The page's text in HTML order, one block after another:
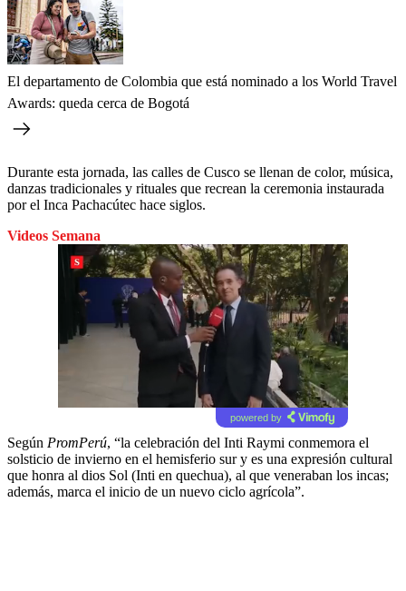
El departamento de Colombia que está nominado a los World Travel
Awards: queda cerca de Bogotá
Durante esta jornada, las calles de Cusco se llenan de color, música,
danzas tradicionales y rituales que recrean la ceremonia instaurada
por el Inca Pachacútec hace siglos.
Videos Semana
powered by
Según PromPerú, “la celebración del Inti Raymi conmemora el
solsticio de invierno en el hemisferio sur y es una expresión cultural
que honra al dios Sol (Inti en quechua), al que veneraban los incas;
además, marca el inicio de un nuevo ciclo agrícola”.